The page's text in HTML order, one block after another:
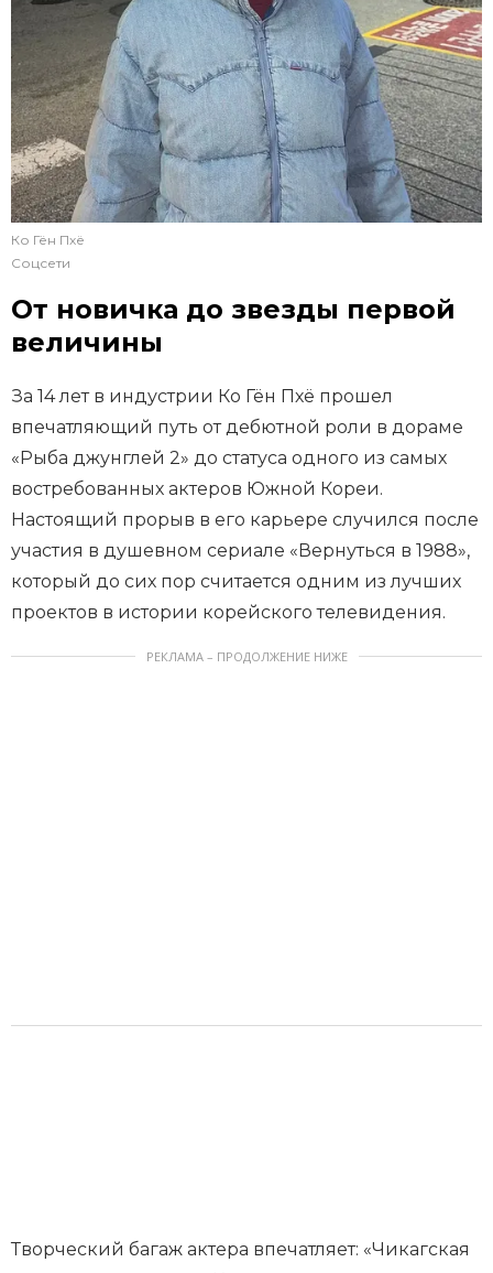
Ко Гён Пхё
Соцсети
От новичка до звезды первой
величины
За 14 лет в индустрии Ко Гён Пхё прошел
впечатляющий путь от дебютной роли в дораме
«Рыба джунглей 2» до статуса одного из самых
востребованных актеров Южной Кореи.
Настоящий прорыв в его карьере случился после
участия в душевном сериале «Вернуться в 1988»,
который до сих пор считается одним из лучших
проектов в истории корейского телевидения.
РЕКЛАМА – ПРОДОЛЖЕНИЕ НИЖЕ
Творческий багаж актера впечатляет: «Чикагская